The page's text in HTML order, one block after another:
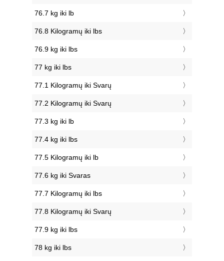
76.7 kg iki lb
76.8 Kilogramų iki lbs
76.9 kg iki lbs
77 kg iki lbs
77.1 Kilogramų iki Svarų
77.2 Kilogramų iki Svarų
77.3 kg iki lb
77.4 kg iki lbs
77.5 Kilogramų iki lb
77.6 kg iki Svaras
77.7 Kilogramų iki lbs
77.8 Kilogramų iki Svarų
77.9 kg iki lbs
78 kg iki lbs